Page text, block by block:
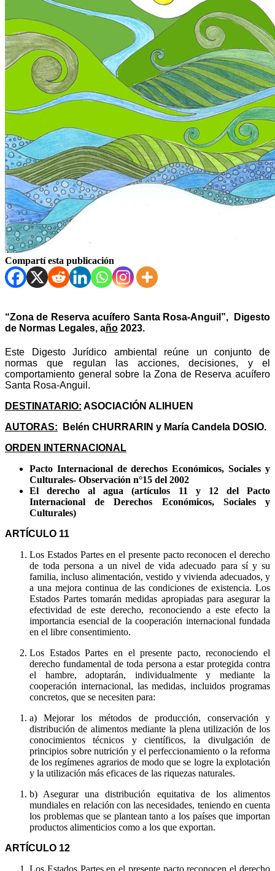
Compartí esta publicación
“Zona de Reserva acuífero Santa Rosa-Anguil”, Digesto
de Normas Legales, año 2023.
Este Digesto Jurídico ambiental reúne un conjunto de
normas que regulan las acciones, decisiones, y el
comportamiento general sobre la Zona de Reserva acuífero
Santa Rosa-Anguil.
DESTINATARIO: ASOCIACIÓN ALIHUEN
AUTORAS: Belén CHURRARIN y María Candela DOSIO.
ORDEN INTERNACIONAL
Pacto Internacional de derechos Económicos, Sociales y
Culturales- Observación n°15 del 2002
El derecho al agua (artículos 11 y 12 del Pacto
Internacional de Derechos Económicos, Sociales y
Culturales)
ARTÍCULO 11
Los Estados Partes en el presente pacto reconocen el derecho
de toda persona a un nivel de vida adecuado para sí y su
familia, incluso alimentación, vestido y vivienda adecuados, y
a una mejora continua de las condiciones de existencia. Los
Estados Partes tomarán medidas apropiadas para asegurar la
efectividad de este derecho, reconociendo a este efecto la
importancia esencial de la cooperación internacional fundada
en el libre consentimiento.
Los Estados Partes en el presente pacto, reconociendo el
derecho fundamental de toda persona a estar protegida contra
el hambre, adoptarán, individualmente y mediante la
cooperación internacional, las medidas, incluidos programas
concretos, que se necesiten para:
a) Mejorar los métodos de producción, conservación y
distribución de alimentos mediante la plena utilización de los
conocimientos técnicos y científicos, la divulgación de
principios sobre nutrición y el perfeccionamiento o la reforma
de los regímenes agrarios de modo que se logre la explotación
y la utilización más eficaces de las riquezas naturales.
b) Asegurar una distribución equitativa de los alimentos
mundiales en relación con las necesidades, teniendo en cuenta
los problemas que se plantean tanto a los países que importan
productos alimenticios como a los que exportan.
ARTÍCULO 12
Los Estados Partes en el presente pacto reconocen el derecho